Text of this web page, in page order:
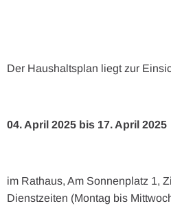
Der Haushaltsplan liegt zur
04. April 2025 bis 17. April 2025
im Rathaus, Am Sonnenplatz 1,
Dienstzeiten (Montag bis